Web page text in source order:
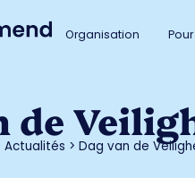
Organisation
de
Actualités >Dag van de